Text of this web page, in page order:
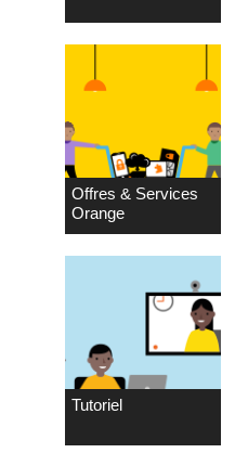
Offres & Services
Orange
Tutoriel